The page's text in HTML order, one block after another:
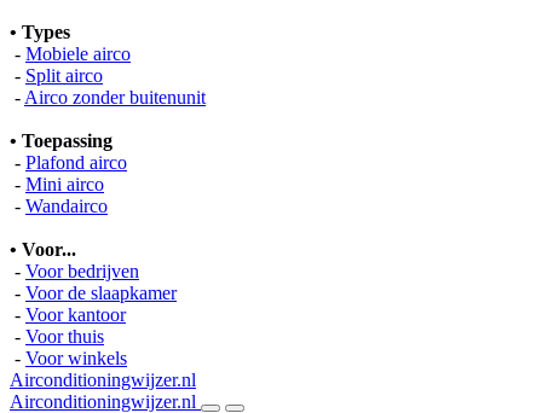
• Types
- Mobiele airco
- Split airco
- Airco zonder buitenunit
• Toepassing
- Plafond airco
- Mini airco
- Wandairco
• Voor...
- Voor bedrijven
- Voor de slaapkamer
- Voor kantoor
- Voor thuis
- Voor winkels
Airconditioningwijzer.nl
Airconditioningwijzer.nl